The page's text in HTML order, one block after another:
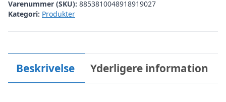
Varenummer (SKU): 8853810048918919027
Kategori: Produkter
Beskrivelse Yderligere information